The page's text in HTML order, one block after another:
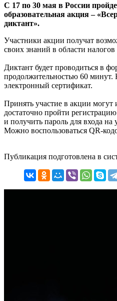
С 17 по 30 мая в России
образовательная акция –
диктант».
Участники акции получат
своих знаний в области
Диктант будет проводиться в
продолжительностью 60
электронный сертификат.
Принять участие в акции могут
достаточно пройти
и получить пароль для входа
Можно воспользоваться QR-
Публикация подготовлена в